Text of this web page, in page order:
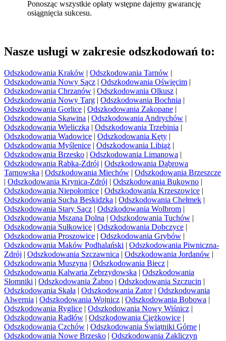
Ponosząc wszystkie opłaty wstępne dajemy gwarancję
osiągnięcia sukcesu.
Nasze usługi w zakresie odszkodowań to:
Odszkodowania Kraków | Odszkodowania Tarnów |
Odszkodowania Nowy Sącz | Odszkodowania Oświęcim |
Odszkodowania Chrzanów | Odszkodowania Olkusz |
Odszkodowania Nowy Targ | Odszkodowania Bochnia |
Odszkodowania Gorlice | Odszkodowania Zakopane |
Odszkodowania Skawina | Odszkodowania Andrychów |
Odszkodowania Wieliczka | Odszkodowania Trzebinia |
Odszkodowania Wadowice | Odszkodowania Kęty |
Odszkodowania Myślenice | Odszkodowania Libiąż |
Odszkodowania Brzesko | Odszkodowania Limanowa |
Odszkodowania Rabka-Zdrój | Odszkodowania Dąbrowa
Tarnowska | Odszkodowania Miechów | Odszkodowania Brzeszcze
| Odszkodowania Krynica-Zdrój | Odszkodowania Bukowno |
Odszkodowania Niepołomice | Odszkodowania Krzeszowice |
Odszkodowania Sucha Beskidzka | Odszkodowania Chełmek |
Odszkodowania Stary Sącz | Odszkodowania Wolbrom |
Odszkodowania Mszana Dolna | Odszkodowania Tuchów |
Odszkodowania Sułkowice | Odszkodowania Dobczyce |
Odszkodowania Proszowice | Odszkodowania Grybów |
Odszkodowania Maków Podhalański | Odszkodowania Piwniczna-
Zdrój | Odszkodowania Szczawnica | Odszkodowania Jordanów |
Odszkodowania Muszyna | Odszkodowania Biecz |
Odszkodowania Kalwaria Zebrzydowska | Odszkodowania
Słomniki | Odszkodowania Żabno | Odszkodowania Szczucin |
Odszkodowania Skała | Odszkodowania Zator| Odszkodowania
Alwernia | Odszkodowania Wojnicz | Odszkodowania Bobowa |
Odszkodowania Ryglice | Odszkodowania Nowy Wiśnicz |
Odszkodowania Radłów | Odszkodowania Ciężkowice |
Odszkodowania Czchów | Odszkodowania Świątniki Górne |
Odszkodowania Nowe Brzesko | Odszkodowania Zakliczyn